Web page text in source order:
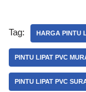
Tag: HARGA PINTU
PINTU LIPAT PVC
PINTU LIPAT PVC